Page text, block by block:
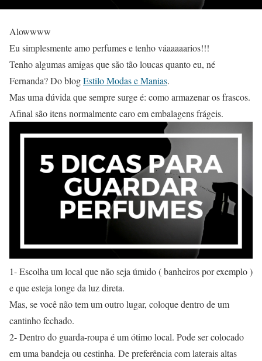
Alowwww
Eu simplesmente amo perfumes e tenho váaaaaarios!!!
Tenho algumas amigas que são tão loucas quanto eu, né
Fernanda? Do blogEstilo Modas e Manias.
Mas uma dúvida que sempre surge é: como armazenar os frascos.
Afinal são itens normalmente caro em embalagens frágeis.
1- Escolha um local que não seja úmido ( banheiros por exemplo )
e que esteja longe da luz direta.
Mas, se você não tem um outro lugar, coloque dentro de um
cantinho fechado.
2- Dentro do guarda-roupa é um ótimo local. Pode ser colocado
em uma bandeja ou cestinha. De preferência com laterais altas